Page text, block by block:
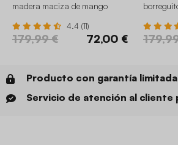
madera maciza de mango
4.4 (11)
179,99 € 72,00 €
Producto con garantía
Servicio de atención al cliente